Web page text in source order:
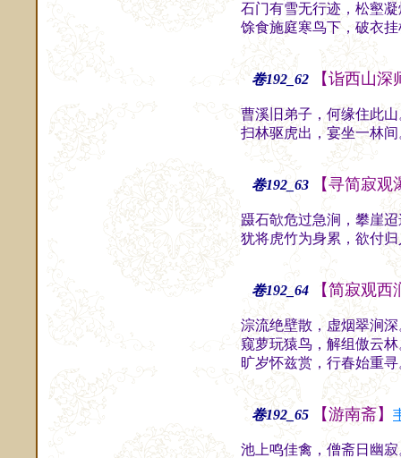
石门有雪无行迹，松壑
馀食施庭寒鸟下，破衣
卷192_62 【诣西山深
曹溪旧弟子，何缘住此
扫林驱虎出，宴坐一林
卷192_63 【寻简寂观
蹑石欹危过急涧，攀崖
犹将虎竹为身累，欲付
卷192_64 【简寂观
淙流绝壁散，虚烟翠涧
窥萝玩猿鸟，解组傲云
旷岁怀兹赏，行春始重
卷192_65 【游南斋】
池上鸣佳禽，僧斋日幽